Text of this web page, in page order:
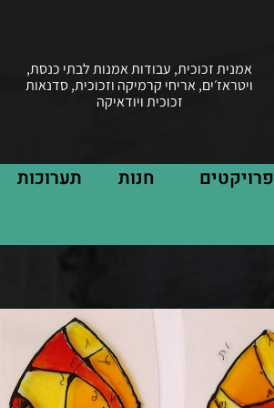
אמנית זכוכית, עבודות אמנות לבתי כנסת,
ויטראז׳ים, אריחי קרמיקה וזכוכית, סדנאות
זכוכית ויודאיקה
פרויקטים חנות תערוכות